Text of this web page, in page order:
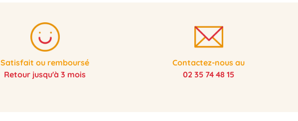
Satisfait ou remboursé
Retour jusqu'à 3 mois
Contactez-nous au
02 35 74 48 15